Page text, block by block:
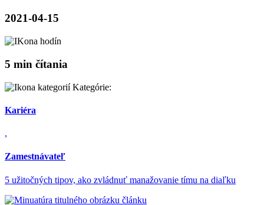
2021-04-15
5 min čítania
Kategórie:
Kariéra
,
Zamestnávateľ
5 užitočných tipov, ako zvládnuť manažovanie tímu na diaľku